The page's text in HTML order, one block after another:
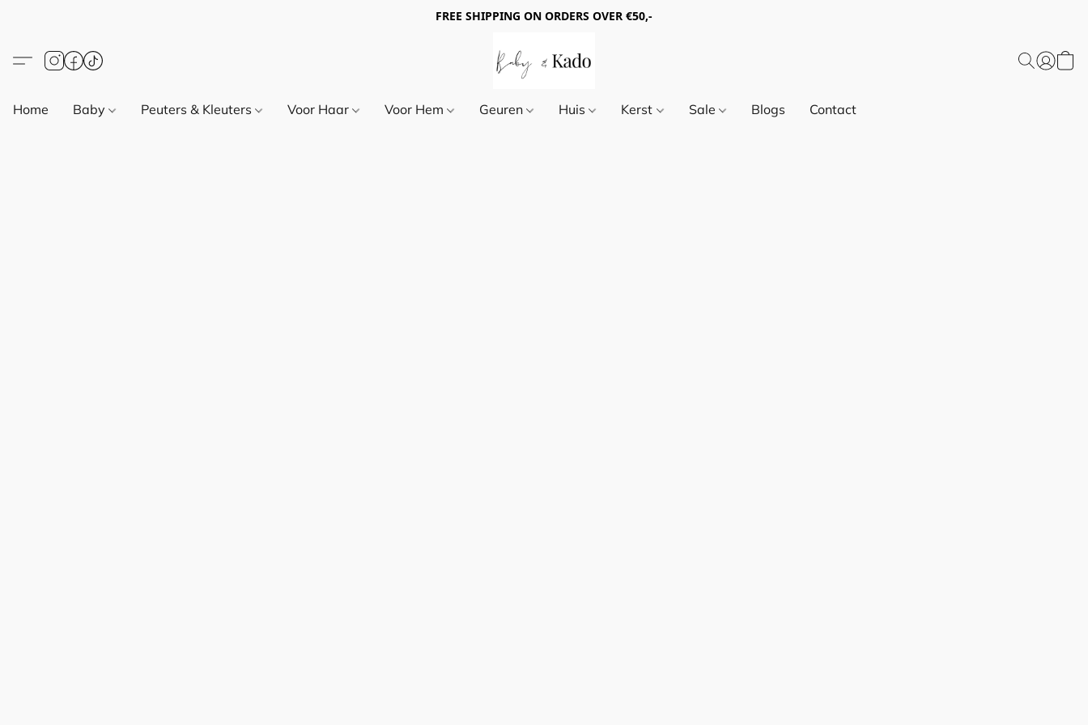
FREE SHIPPING ON ORDERS OVER €50,-
Home Baby Peuters & Kleuters Voor Haar Voor Hem Geuren Huis Kerst Sale Blogs Contact